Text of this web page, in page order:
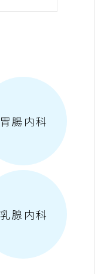
胃腸内科
乳腺内科